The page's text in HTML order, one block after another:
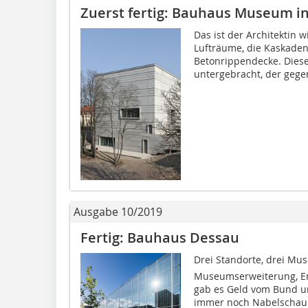
Zuerst fertig: Bauhaus Museum
Das ist der Architektin
Lufträume, die
Betonrippendecke.
untergebracht, der
Ausgabe 10/2019
Fertig: Bauhaus Dessau
Drei Standorte, drei
Museumserweiterung,
gab es Geld vom Bund
immer noch